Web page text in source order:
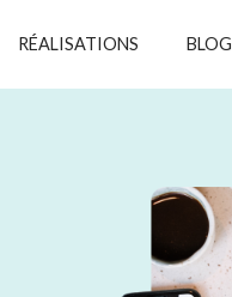
RÉALISATIONS BLOG